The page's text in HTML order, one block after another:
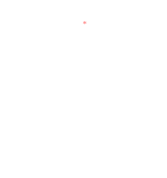
*